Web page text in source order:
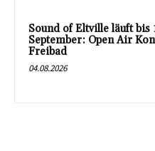
Sound of Eltville läuft bis
September: Open Air
Freibad
04.08.2026